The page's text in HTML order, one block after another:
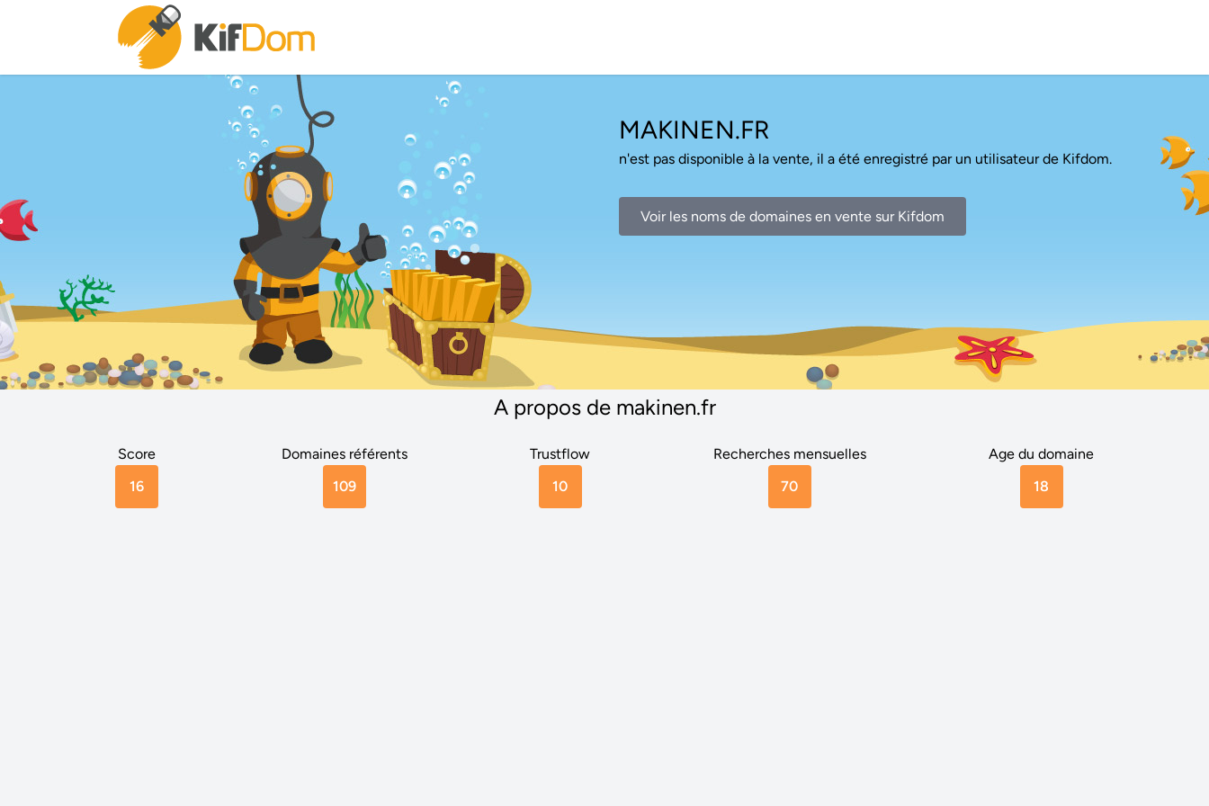
MAKINEN.FR
n'est pas disponible à la vente, il a été enregistré par un utilisateur de Kifdom.
Voir les noms de domaines en vente sur Kifdom
A propos de makinen.fr
Score
16
Domaines référents
109
Trustflow
10
Recherches mensuelles
70
Age du domaine
18